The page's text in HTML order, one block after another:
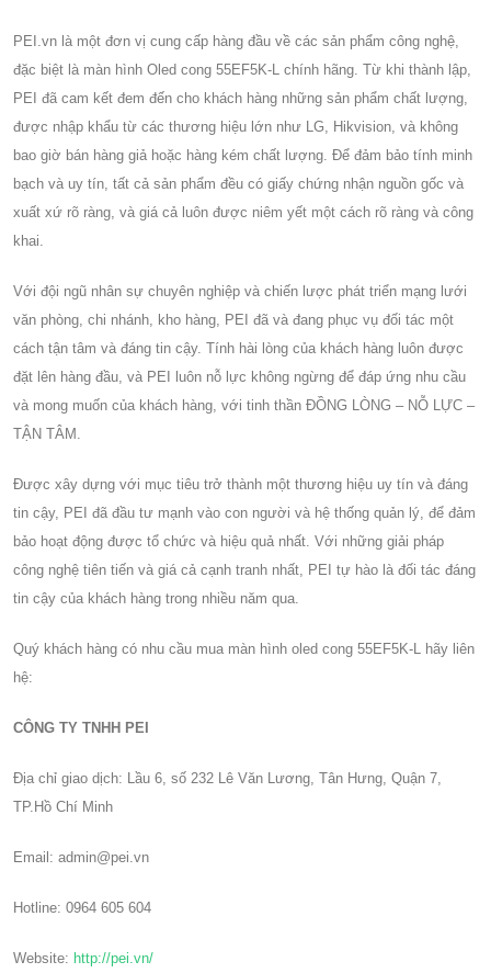
PEI.vn là một đơn vị cung cấp hàng đầu về các sản phẩm công nghệ,
đặc biệt là màn hình Oled cong 55EF5K-L chính hãng. Từ khi thành lập,
PEI đã cam kết đem đến cho khách hàng những sản phẩm chất lượng,
được nhập khẩu từ các thương hiệu lớn như LG, Hikvision, và không
bao giờ bán hàng giả hoặc hàng kém chất lượng. Để đảm bảo tính minh
bạch và uy tín, tất cả sản phẩm đều có giấy chứng nhận nguồn gốc và
xuất xứ rõ ràng, và giá cả luôn được niêm yết một cách rõ ràng và công
khai.
Với đội ngũ nhân sự chuyên nghiệp và chiến lược phát triển mạng lưới
văn phòng, chi nhánh, kho hàng, PEI đã và đang phục vụ đối tác một
cách tận tâm và đáng tin cậy. Tính hài lòng của khách hàng luôn được
đặt lên hàng đầu, và PEI luôn nỗ lực không ngừng để đáp ứng nhu cầu
và mong muốn của khách hàng, với tinh thần ĐỒNG LÒNG – NỖ LỰC –
TẬN TÂM.
Được xây dựng với mục tiêu trở thành một thương hiệu uy tín và đáng
tin cậy, PEI đã đầu tư mạnh vào con người và hệ thống quản lý, để đảm
bảo hoạt động được tổ chức và hiệu quả nhất. Với những giải pháp
công nghệ tiên tiến và giá cả cạnh tranh nhất, PEI tự hào là đối tác đáng
tin cậy của khách hàng trong nhiều năm qua.
Quý khách hàng có nhu cầu mua màn hình oled cong 55EF5K-L hãy liên
hệ:
CÔNG TY TNHH PEI
Địa chỉ giao dịch: Lầu 6, số 232 Lê Văn Lương, Tân Hưng, Quận 7,
TP.Hồ Chí Minh
Email: admin@pei.vn
Hotline: 0964 605 604
Website: http://pei.vn/